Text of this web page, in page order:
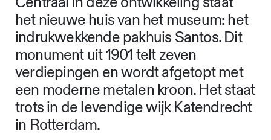
het nieuwe huis van het museum: het
indrukwekkende pakhuis Santos. Dit
monument uit 1901 telt zeven
verdiepingen en wordt afgetopt met
een moderne metalen kroon. Het staat
trots in de levendige wijk Katendrecht
in Rotterdam.